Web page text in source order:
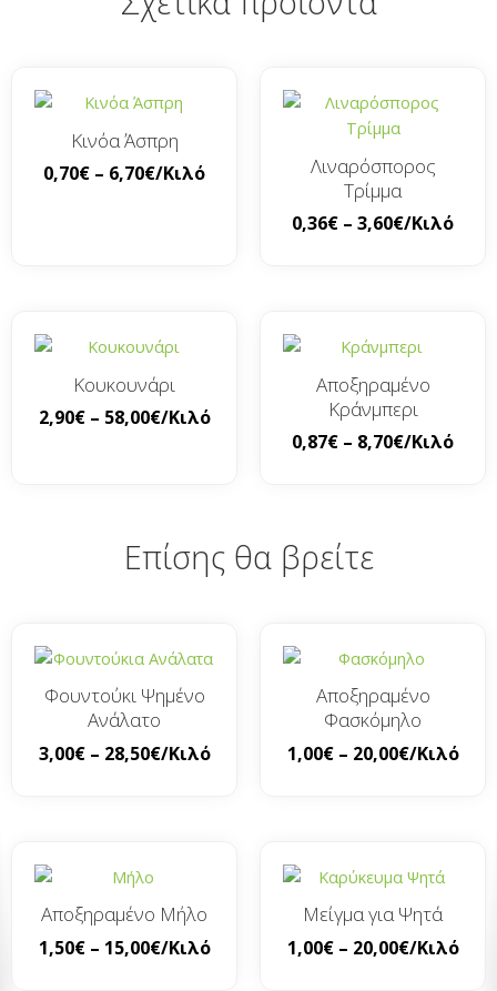
Κινόα Άσπρη
0,70€ – 6,70€/Κιλό
Λιναρόσπορος
Τρίμμα
0,36€ – 3,60€/Κιλό
Κουκουνάρι
2,90€ – 58,00€/Κιλό
Αποξηραμένο
Κράνμπερι
0,87€ – 8,70€/Κιλό
Επίσης θα βρείτε
Φουντούκι Ψημένο
Ανάλατο
3,00€ – 28,50€/Κιλό
Αποξηραμένο
Φασκόμηλο
1,00€ – 20,00€/Κιλό
Αποξηραμένο Μήλο
1,50€ – 15,00€/Κιλό
Μείγμα για Ψητά
1,00€ – 20,00€/Κιλό